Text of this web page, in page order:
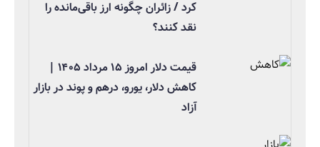
کرد / زائران چگونه ارز باقی‌مانده را
نقد کنند؟
قیمت دلار امروز ۱۵ مرداد ۱۴۰۵ |
کاهش دلار، یورو، درهم و پوند در بازار
آزاد